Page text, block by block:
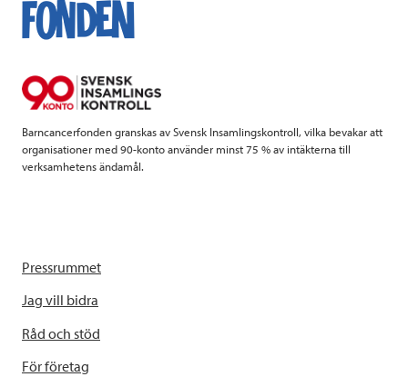
k
Barncancerfonden granskas av Svensk Insamlingskontroll, vilka bevakar att
organisationer med 90-konto använder minst 75 % av intäkterna till
verksamhetens ändamål.
Pressrummet
Jag vill bidra
Råd och stöd
För företag